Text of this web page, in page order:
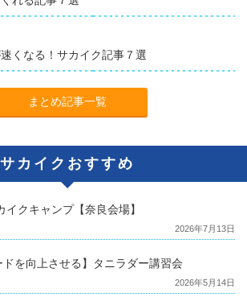
くなる！サカイク記事７選
まとめ記事一覧
サカイクおすすめ
イクキャンプ【奈良会場】
2026年7月13日
ドを向上させる】タニラダー講習会
2026年5月14日